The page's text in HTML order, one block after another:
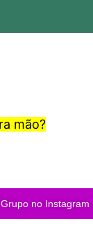
mão?
no Instagram